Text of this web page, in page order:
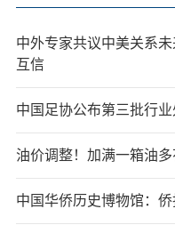
中外专家共议中美关系
互信
中国足协公布第三批行
油价调整！加满一箱油
中国华侨历史博物馆：